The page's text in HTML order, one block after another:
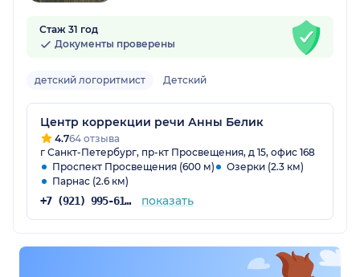
Стаж 31 год
Документы проверены
детский логоритмист Детский
Центр коррекции речи Анны Белик
4.764 отзыва
г Санкт-Петербург, пр-кт Просвещения, д 15, офис 168
Проспект Просвещения (600 м)
Озерки (2.3 км)
Парнас (2.6 км)
+7 (921) 995-61-57 показать